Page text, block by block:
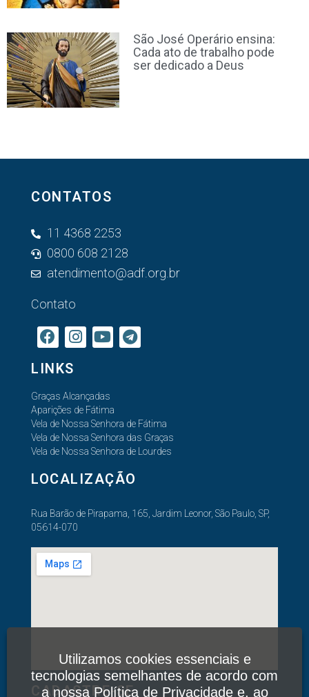
São José Operário ensina:
Cada ato de trabalho pode
ser dedicado a Deus
CONTATOS
11 4368 2253
0800 608 2128
atendimento@adf.org.br
Contato
LINKS
Graças Alcançadas
Aparições de Fátima
Vela de Nossa Senhora de Fátima
Vela de Nossa Senhora das Graças
Vela de Nossa Senhora de Lourdes
LOCALIZAÇÃO
Rua Barão de Pirapama, 165, Jardim Leonor, São Paulo, SP,
05614-070
CADASTRE-SE
Utilizamos cookies essenciais e
tecnologias semelhantes de acordo com
a nossaPolítica de Privacidadee, ao